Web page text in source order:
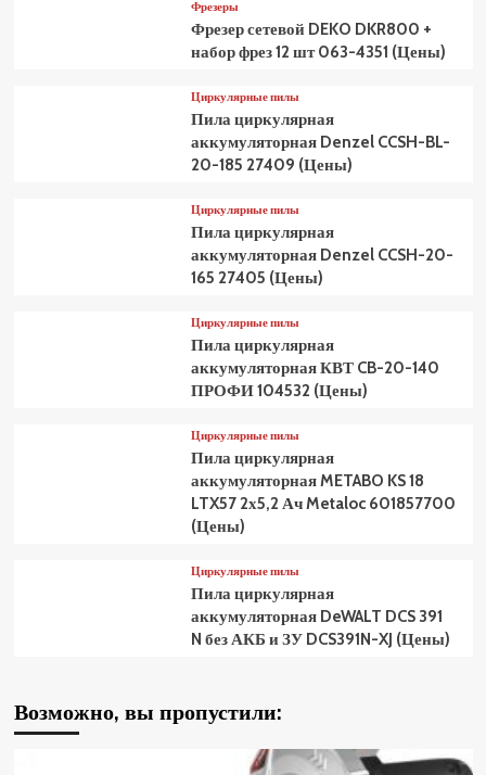
Фрезеры
Фрезер сетевой DEKO DKR800 +
набор фрез 12 шт 063-4351 (Цены)
Циркулярные пилы
Пила циркулярная
аккумуляторная Denzel CCSH-BL-
20-185 27409 (Цены)
Циркулярные пилы
Пила циркулярная
аккумуляторная Denzel CCSH-20-
165 27405 (Цены)
Циркулярные пилы
Пила циркулярная
аккумуляторная КВТ CB-20-140
ПРОФИ 104532 (Цены)
Циркулярные пилы
Пила циркулярная
аккумуляторная METABO KS 18
LTX57 2х5,2 Ач Metaloc 601857700
(Цены)
Циркулярные пилы
Пила циркулярная
аккумуляторная DeWALT DCS 391
N без АКБ и ЗУ DCS391N-XJ (Цены)
Возможно, вы пропустили: